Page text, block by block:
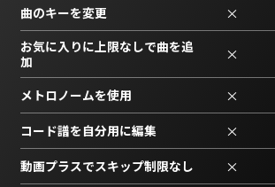
曲のキーを変更 ×
お気に入りに上限なしで曲を追
加
×
メトロノームを使用 ×
コード譜を自分用に編集 ×
動画プラスでスキップ制限なし ×